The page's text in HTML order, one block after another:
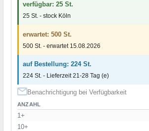
verfügbar: 25 St.
25 St. - stock Köln
erwartet: 500 St.
500 St. - erwartet 15.08.2026
auf Bestellung: 224 St.
224 St. - Lieferzeit 21-28 Tag (e)
Benachrichtigung bei Verfügbarkeit
ANZAHL
1+
10+